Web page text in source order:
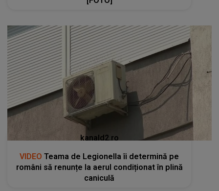
kanald2.ro
VIDEO Teama de Legionella îi determină pe
români să renunțe la aerul condiționat în plină
caniculă